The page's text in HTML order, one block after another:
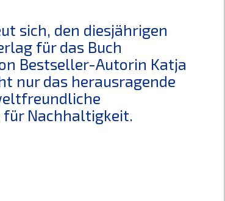
sich, den diesjährigen
für das Buch
Bestseller-Autorin Katja
nur das herausragende
für Nachhaltigkeit.